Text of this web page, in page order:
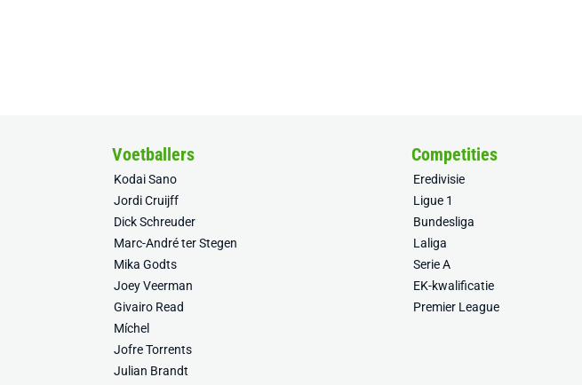
Voetballers
Kodai Sano
Jordi Cruijff
Dick Schreuder
Marc-André ter Stegen
Mika Godts
Joey Veerman
Givairo Read
Míchel
Jofre Torrents
Julian Brandt
Competities
Eredivisie
Ligue 1
Bundesliga
Laliga
Serie A
EK-kwalificatie
Premier League